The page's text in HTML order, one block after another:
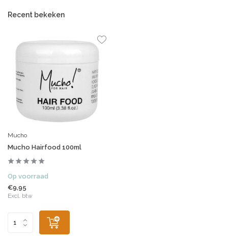
Recent bekeken
Mucho
Mucho Hairfood 100ml
Op voorraad
€9,95
Excl. btw